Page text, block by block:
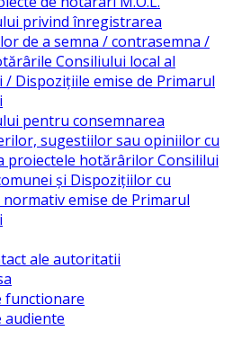
privind înregistrarea
de a semna / contrasemna /
Consiliului local al
/ Dispozițiile emise de Primarul
pentru consemnarea
sugestiilor sau opiniilor cu
proiectele hotărârilor Consililui
și Dispozițiilor cu
emise de Primarul
ale autoritatii
functionare
audiente